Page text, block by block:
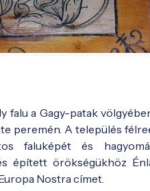
falu a Gagy-patak
peremén. A település
faluképét és
épített örökségükhöz
Nostra címet.